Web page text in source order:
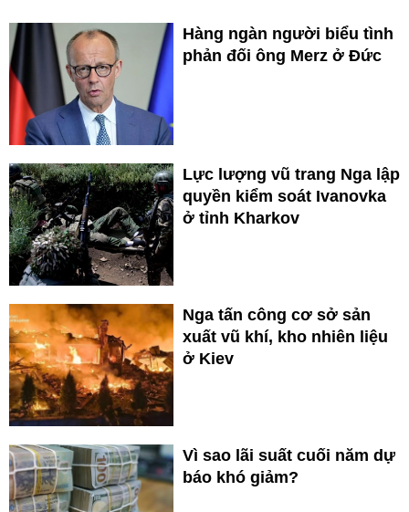
Hàng ngàn người biểu tình
phản đối ông Merz ở Đức
Lực lượng vũ trang Nga lập
quyền kiểm soát Ivanovka
ở tỉnh Kharkov
Nga tấn công cơ sở sản
xuất vũ khí, kho nhiên liệu
ở Kiev
Vì sao lãi suất cuối năm dự
báo khó giảm?